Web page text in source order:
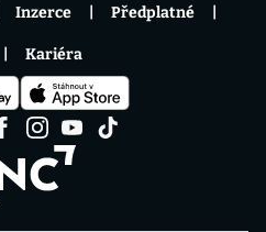
Inzerce Předplatné
Kariéra